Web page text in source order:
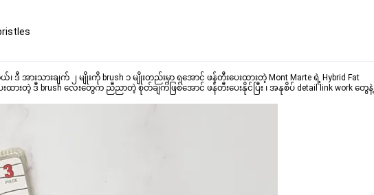
ားသားချက် ၂ မျိုးကို brush ၁ မျိုးတည်းမှာ ရအောင် ဖန်တီးပေးထားတဲ့ Mont Marte ရဲ့ Hybrid Fat
ပေးထားတဲ့ ဒီ brush လေးတွေက ညီညာတဲ့ စုတ်ချက်ဖြစ်အောင် ဖန်တီးပေးနိုင်ပြီး ၊ အနုစိပ် detail link work တွေနဲ့